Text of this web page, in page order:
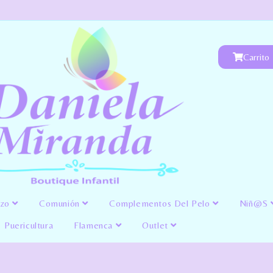
Carrito
Comunión Complementos Del Pelo Niñ@s
Puericultura Flamenca Outlet